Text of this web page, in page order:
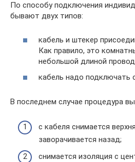
По способу подключения
бывают двух типов:
кабель и штекер
Как правило, это
небольшой длиной
кабель надо подключать
В последнем случае процедура
с кабеля снимается
заворачивается назад;
снимается изоляция с